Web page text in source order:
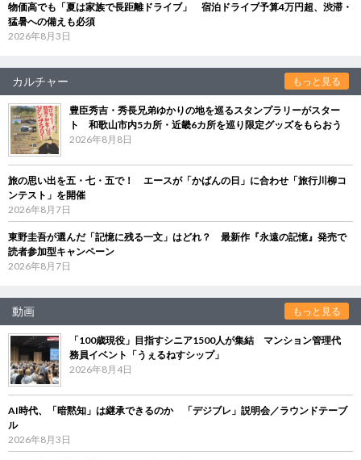
物価高でも「夏は家族で長距離ドライブ」 宿泊ドライブ予算4万円超、渋滞・
猛暑への備えも必須
2026年8月3日
カルチャー もっと見る
豊臣秀吉・秀長兄弟ゆかりの地を巡るスタンプラリーがスター
ト 和歌山市内5カ所・近畿6カ所を巡り限定グッズをもらおう
2026年8月8日
旅の思い出を五・七・五で！ エースが「かばんの日」に合わせ「旅行川柳コ
ンテスト」を開催
2026年8月7日
東野圭吾が選んだ「記憶に残る一文」はどれ？ 最新作『永遠の記憶』発売で
読者参加型キャンペーン
2026年8月7日
動画 もっと見る
「100歳現役」目指すシニア1500人が集結 マンション管理代
務員イベント「うぇるねすシップ」
2026年8月4日
AI時代、「暗黙知」は継承できるのか 「デジブレ」説明会／ラウンドテーブ
ル
2026年8月3日